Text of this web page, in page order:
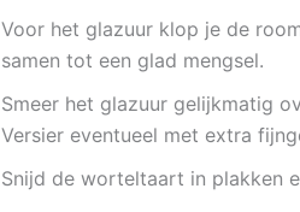
Voor het glazuur klop je de
samen tot een glad mengsel.
Smeer het glazuur gelijkmatig
Versier eventueel met extra
Snijd de worteltaart in plakken